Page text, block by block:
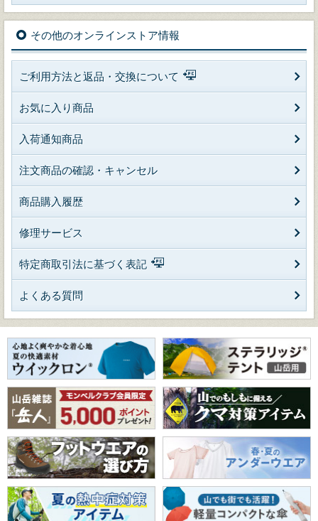
その他のオンラインストア情報
ご利用方法と返品・交換について
お気に入り商品
入荷通知商品
注文商品の確認・キャンセル
商品購入履歴
修理サービス
特定商取引法に基づく表記
よくある質問